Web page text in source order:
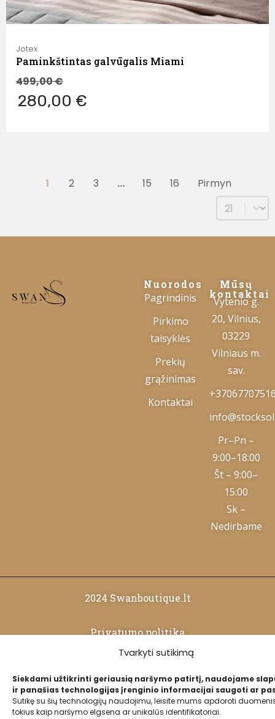
Tvarkyti sutikimą
Siekdami užtikrinti geriausią naršymo patirtį, naudojame
ir panašias technologijas įrenginio informacijai saugoti ar
Sutikę su šių technologijų naudojimu, leisite mums apdoroti
tokius kaip naršymo elgsena ar unikalūs identifikatoriai.
Jotex
Paminkštintas galvūgalis Miami
499,00€
280,00 €
1 2 3 … 15 16
Pirmyn
Select
Nuorodos
Pagrindinis
Pirkimo
taisyklės
Prekių
grąžinimas
Kontaktai
Mūsų
kontaktai
Vytenio g.
20, Vilnius,
03229
Vilniaus m.
sav.
Pr–Pn –
9:00–18:00
Št – 9:00–
15:00
Sk –
Nedirbame
2024 Swanboutique.lt
Privatumo politika